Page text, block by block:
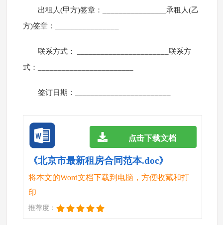
出租人(甲方)签章：________________承租人(乙
方)签章：________________
联系方式： _______________________联系方
式：________________________
签订日期：________________________
《北京市最新租房合同范本.doc》
将本文的Word文档下载到电脑，方便收藏和打
印
推荐度：
点击下载文档